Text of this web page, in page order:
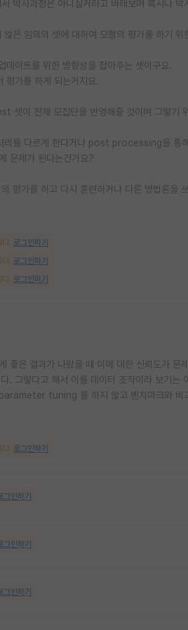
박사과정은 아니실거라고 바래보며 혹시나 박
은 임의의 셋에 대하여 모형의 평가를 하기 위
이트를 위한 방향성을 잡아주는 셋이구요.
가를 하게 되는거지요.
이 전체 모집단을 반영해줄 것이며 그렇기
리를 다르게 한다거나 post processing을
문제가 된다는건가요?
평가를 하고 다시 훈련하거나 다른 방법론을
다. 로그인하기
다. 로그인하기
다. 로그인하기
은 결과가 나왔을 때 이에 대한 신뢰도가
. 그렇다고 해서 이를 데이터 조작이라 보기
tuning 를 하지 않고 벤치마크와 비교
다. 로그인하기
그인하기
그인하기
그인하기